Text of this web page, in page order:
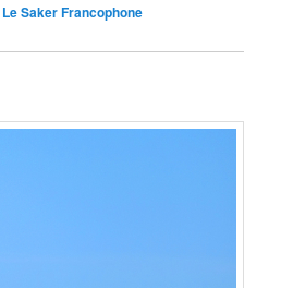
Le Saker Francophone